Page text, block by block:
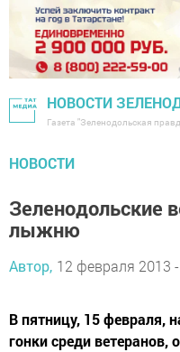
НОВОСТИ
Газета "Зеленодольская
НОВОСТИ
Зеленодольские
лыжню
Автор, 12 февраля 2013
В пятницу, 15 февраля,
гонки среди ветеранов,